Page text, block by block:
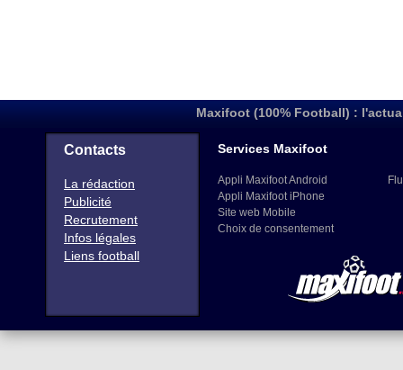
Maxifoot (100% Football) :
Contacts
La rédaction
Publicité
Recrutement
Infos légales
Liens football
Services Maxifoot
Appli Maxifoot Android
Appli Maxifoot iPhone
Site web Mobile
Choix de consentement